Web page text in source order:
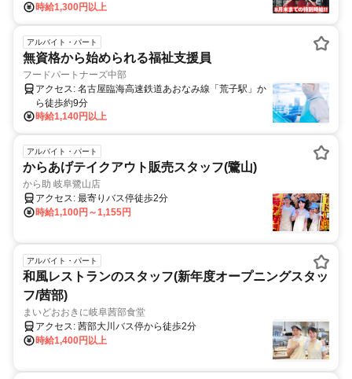
時給1,300円以上
アルバイト・パート
無資格から始められる福祉支援員
フードパートナーズ中部
時給1,140円以上
アクセス: 名古屋臨海高速鉄道あおなみ線「荒子駅」か
ら徒歩約9分
アルバイト・パート
からあげテイクアウト販売スタッフ(鷺山)
から助 岐阜鷺山店
時給1,100円～1,155円
アクセス: 最寄りバス停徒歩2分
アルバイト・パート
和風レストランのスタッフ(新年度オープニングスタッ
フ/茜部)
まいどおおきに岐阜茜部食堂
時給1,400円以上
アクセス: 茜部大川バス停から徒歩2分